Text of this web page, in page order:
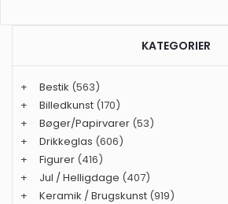
KATEGORIER
+ Bestik (563)
+
Billedkunst (170)
+
Bøger/Papirvarer (53)
+
Drikkeglas (606)
+
Figurer (416)
+
Jul / Helligdage (407)
+
Keramik / Brugskunst (919)